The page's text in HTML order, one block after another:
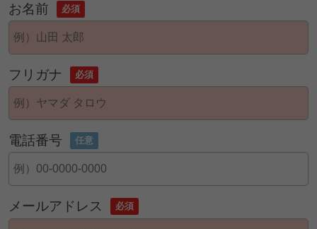
お名前 必須
フリガナ 必須
電話番号 任意
メールアドレス 必須